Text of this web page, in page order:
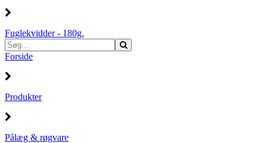
Fuglekvidder - 180g.
Forside
Produkter
Pålæg & røgvare